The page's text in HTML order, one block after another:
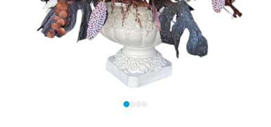
Düğün
Şans
Çikolata Tepsisi ve Şekerlik
Avukata Çiçek
Kuru Çiçek
Düğün & Nikah Organizasyon